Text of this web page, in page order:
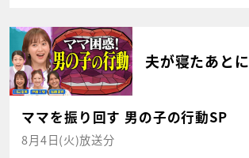
夫が寝たあとに
ママを振り回す 男の子の行動SP
8月4日(火)放送分